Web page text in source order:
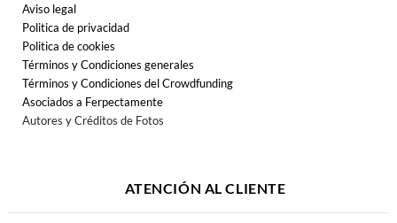
Aviso legal
Politica de privacidad
Politica de cookies
Términos y Condiciones generales
Términos y Condiciones del Crowdfunding
Asociados a Ferpectamente
Autores y Créditos de Fotos
ATENCIÓN AL CLIENTE